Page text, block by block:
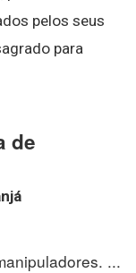
pelos seus
para
de
...